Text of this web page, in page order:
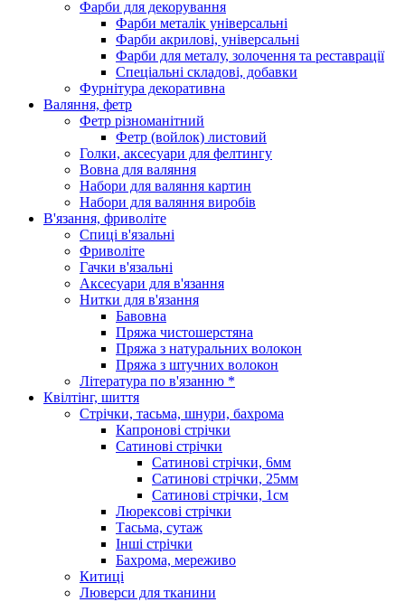
Фарби для декорування
Фарби металік універсальні
Фарби акрилові, універсальні
Фарби для металу, золочення та реставрації
Спеціальні складові, добавки
Фурнітура декоративна
Валяння, фетр
Фетр різноманітний
Фетр (войлок) листовий
Голки, аксесуари для фелтингу
Вовна для валяння
Набори для валяння картин
Набори для валяння виробів
В'язання, фриволіте
Спиці в'язальні
Фриволіте
Гачки в'язальні
Аксесуари для в'язання
Нитки для в'язання
Бавовна
Пряжа чистошерстяна
Пряжа з натуральних волокон
Пряжа з штучних волокон
Література по в'язанню *
Квілтінг, шиття
Стрічки, тасьма, шнури, бахрома
Капронові стрічки
Сатинові стрічки
Сатинові стрічки, 6мм
Сатинові стрічки, 25мм
Сатинові стрічки, 1см
Люрексові стрічки
Тасьма, сутаж
Інші стрічки
Бахрома, мереживо
Китиці
Люверси для тканини